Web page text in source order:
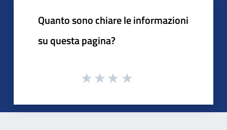
Quanto sono chiare le informazioni
su questa pagina?